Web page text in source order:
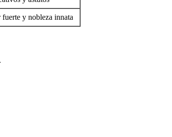
fuerte y nobleza innata